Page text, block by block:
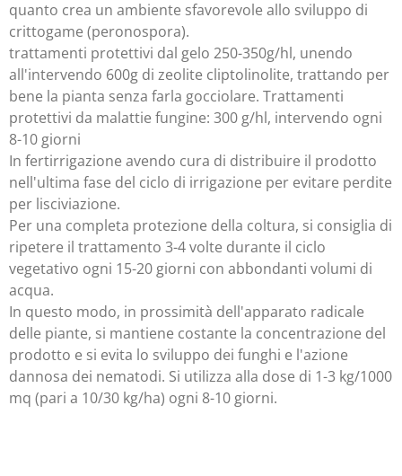
quanto crea un ambiente sfavorevole allo sviluppo di
crittogame (peronospora).
trattamenti protettivi dal gelo 250-350g/hl, unendo
all'intervendo 600g di zeolite cliptolinolite, trattando per
bene la pianta senza farla gocciolare. Trattamenti
protettivi da malattie fungine: 300 g/hl, intervendo ogni
8-10 giorni
In fertirrigazione avendo cura di distribuire il prodotto
nell'ultima fase del ciclo di irrigazione per evitare perdite
per lisciviazione.
Per una completa protezione della coltura, si consiglia di
ripetere il trattamento 3-4 volte durante il ciclo
vegetativo ogni 15-20 giorni con abbondanti volumi di
acqua.
In questo modo, in prossimità dell'apparato radicale
delle piante, si mantiene costante la concentrazione del
prodotto e si evita lo sviluppo dei funghi e l'azione
dannosa dei nematodi. Si utilizza alla dose di 1-3 kg/1000
mq (pari a 10/30 kg/ha) ogni 8-10 giorni.